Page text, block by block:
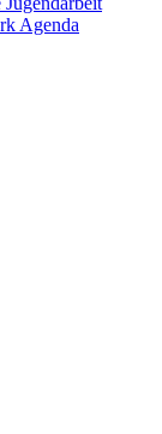
Agenda